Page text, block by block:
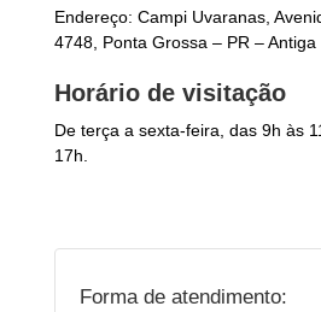
Endereço: Campi Uvaranas,
4748, Ponta Grossa – PR – Antiga
Horário de visitação
De terça a sexta-feira, das 9h às
17h.
Forma de atendimento: